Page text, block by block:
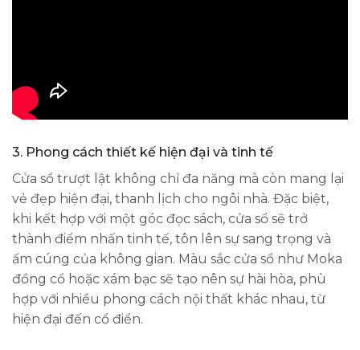
3. Phong cách thiết kế hiện đại và tinh tế
Cửa sổ trượt lật không chỉ đa năng mà còn mang lại
vẻ đẹp hiện đại, thanh lịch cho ngôi nhà. Đặc biệt,
khi kết hợp với một góc đọc sách, cửa sổ sẽ trở
thành điểm nhấn tinh tế, tôn lên sự sang trọng và
ấm cúng của không gian. Màu sắc cửa sổ như Moka
đồng cổ hoặc xám bạc sẽ tạo nên sự hài hòa, phù
hợp với nhiều phong cách nội thất khác nhau, từ
hiện đại đến cổ điển.